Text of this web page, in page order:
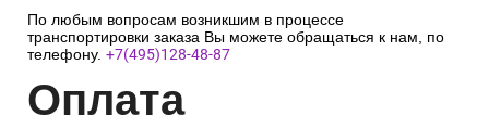
По любым вопросам возникшим в процессе
транспортировки заказа Вы можете обращаться к нам, по
телефону. +7(495)128-48-87
Оплата